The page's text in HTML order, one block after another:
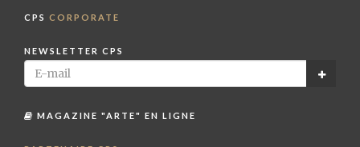
CPS CORPORATE
NEWSLETTER CPS
MAGAZINE "ARTE" EN LIGNE